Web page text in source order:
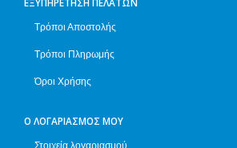
ΕΞΥΠΗΡΈΤΗΣΗ ΠΕΛΑΤΏΝ
Τρόποι Αποστολής
Τρόποι Πληρωμής
Όροι Χρήσης
Ο ΛΟΓΑΡΙΑΣΜΌΣ ΜΟΥ
Στοιχεία λογαριασμού